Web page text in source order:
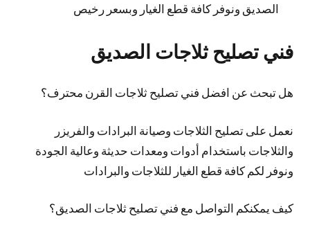
الصديق ونوفر كافة قطع الغيار وبسعر رخيص
فني تصليح ثلاجات الصديق
هل تبحث عن افضل فني تصليح ثلاجات القرن محترف؟
نعمل على تصليح الثلاجات وصيانة البرادات والفريزر
والثلاجات باستخدام أدوات ومعدات حديثة وعالية الجودة
ونوفر لكم كافة قطع الغيار للثلاجات والبرادات
كيف يمكنكم التواصل مع فني تصليح ثلاجات الصديق؟